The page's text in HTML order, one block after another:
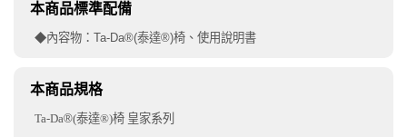
本商品標準配備
◆內容物：Ta-Da®(泰達®)椅、使用說明書
本商品規格
Ta-Da®(泰達®)椅 皇家系列